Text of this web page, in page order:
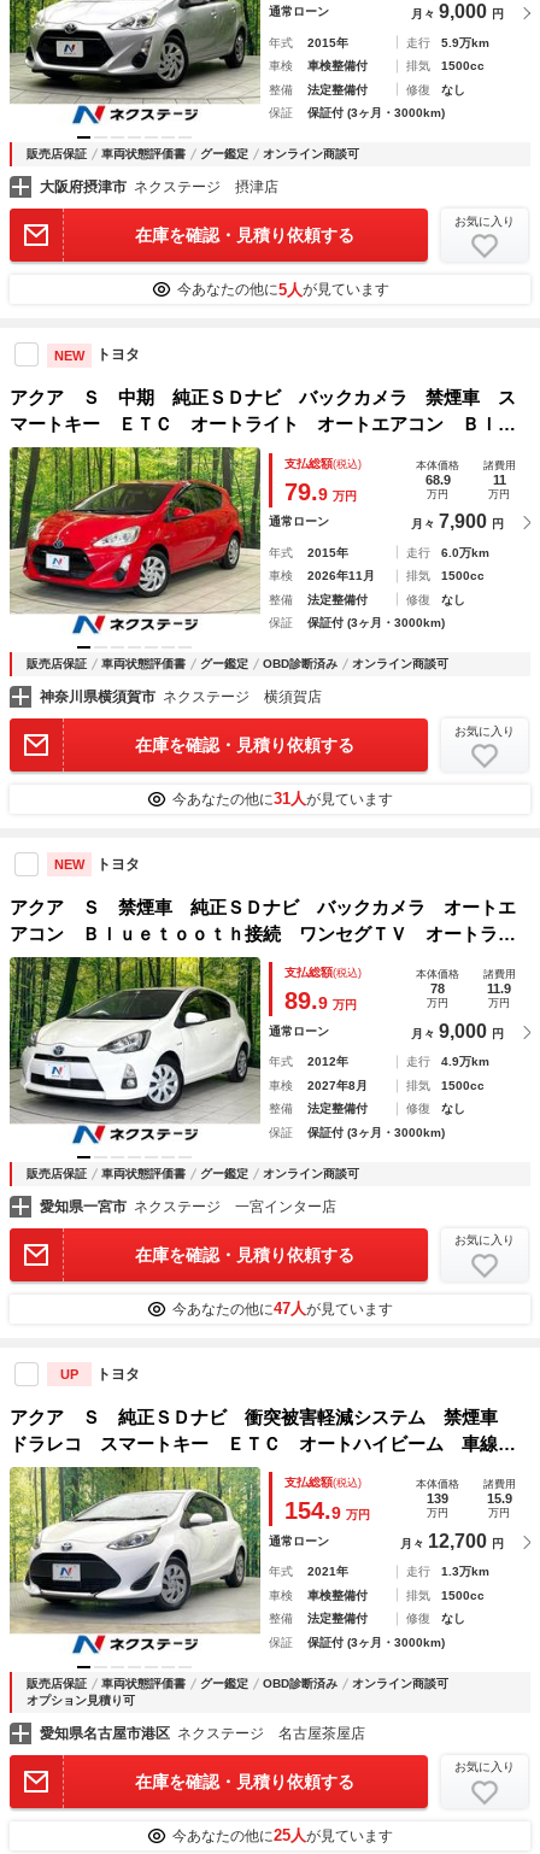
通常ローン 月々 9,000 円
年式 2015年 走行
5.9万km
車検
車検整備付 排気
1500cc
整備
法定整備付 修復
なし
保証
保証付 (3ヶ月・3000km)
販売店保証 車両状態評価書 グー鑑定 オンライン商談可
大阪府摂津市 ネクステージ 摂津店
在庫を確認・見積り依頼する
お気に入り
今あなたの他に5人が見ています
NEW トヨタ
アクア Ｓ 中期 純正ＳＤナビ バックカメラ 禁煙車 ス
マートキー ＥＴＣ オートライト オートエアコン Ｂｌｕ
ｅｔｏｏｔｈ ＣＤ ＤＶＤ再生 地デジ 電動格納ミラー
トラクションコントロール ドアバイザー
支払総額(税込)
79.9 万円
本体価格
68.9
万円
諸費用
11
万円
通常ローン 月々 7,900 円
年式 2015年 走行
6.0万km
車検
2026年11月 排気
1500cc
整備
法定整備付 修復
なし
保証
保証付 (3ヶ月・3000km)
販売店保証 車両状態評価書 グー鑑定 OBD診断済み オンライン商談可
神奈川県横須賀市 ネクステージ 横須賀店
在庫を確認・見積り依頼する
お気に入り
今あなたの他に31人が見ています
NEW トヨタ
アクア Ｓ 禁煙車 純正ＳＤナビ バックカメラ オートエ
アコン Ｂｌｕｅｔｏｏｔｈ接続 ワンセグＴＶ オートライ
ト ＬＥＤヘッドライト 電動格納ミラー ＥＴＣ スマート
キー パワーウィンドウ パワーステアリング
支払総額(税込)
89.9 万円
本体価格
78
万円
諸費用
11.9
万円
通常ローン 月々 9,000 円
年式 2012年 走行
4.9万km
車検
2027年8月 排気
1500cc
整備
法定整備付 修復
なし
保証
保証付 (3ヶ月・3000km)
販売店保証 車両状態評価書 グー鑑定 オンライン商談可
愛知県一宮市 ネクステージ 一宮インター店
在庫を確認・見積り依頼する
お気に入り
今あなたの他に47人が見ています
UP トヨタ
アクア Ｓ 純正ＳＤナビ 衝突被害軽減システム 禁煙車
ドラレコ スマートキー ＥＴＣ オートハイビーム 車線逸
脱警報 オートライト オートエアコン Ｂｌｕｅｔｏｏｔ
ｈ ＣＤ 地デジ
支払総額(税込)
154.9 万円
本体価格
139
万円
諸費用
15.9
万円
通常ローン 月々 12,700 円
年式 2021年 走行
1.3万km
車検
車検整備付 排気
1500cc
整備
法定整備付 修復
なし
保証
保証付 (3ヶ月・3000km)
販売店保証 車両状態評価書 グー鑑定 OBD診断済み
オンライン商談可
オプション見積り可
愛知県名古屋市港区 ネクステージ 名古屋茶屋店
在庫を確認・見積り依頼する
お気に入り
今あなたの他に25人が見ています